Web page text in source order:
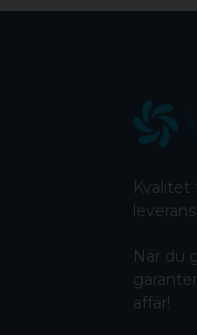
Kvalitet
När du
affär!